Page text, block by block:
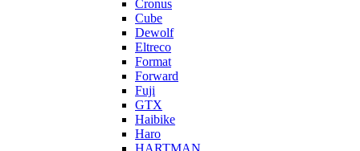
Cronus
Cube
Dewolf
Eltreco
Format
Forward
Fuji
GTX
Haibike
Haro
HARTMAN